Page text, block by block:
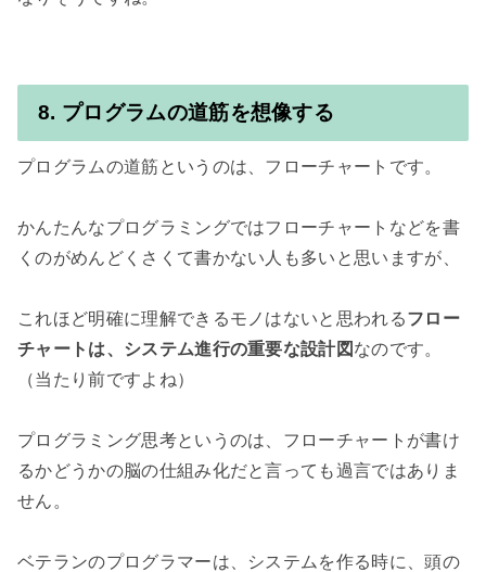
8. プログラムの道筋を想像する
プログラムの道筋というのは、フローチャートです。
かんたんなプログラミングではフローチャートなどを書
くのがめんどくさくて書かない人も多いと思いますが、
これほど明確に理解できるモノはないと思われるフロー
チャートは、システム進行の重要な設計図 なのです。
（当たり前ですよね）
プログラミング思考というのは、フローチャートが書け
るかどうかの脳の仕組み化だと言っても過言ではありま
せん。
ベテランのプログラマーは、システムを作る時に、頭の